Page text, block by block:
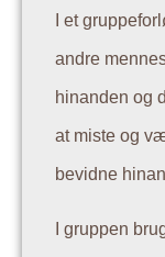
I et
andre
hinanden og
at miste og
bevidne
I gruppen